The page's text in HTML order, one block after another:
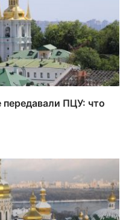
ПЦУ: что